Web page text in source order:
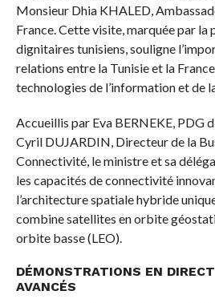
Monsieur Dhia KHALED,
France. Cette visite, marquée par la
dignitaires tunisiens, souligne
relations entre la Tunisie et la
technologies de l’information et de
Accueillis par Eva BERNEKE, PDG
Cyril DUJARDIN, Directeur de la
Connectivité, le ministre et sa
les capacités de connectivité
l’architecture spatiale hybride
combine satellites en orbite
orbite basse (LEO).
DÉMONSTRATIONS EN
AVANCÉS